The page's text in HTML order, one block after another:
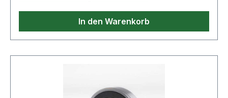
In den Warenkorb